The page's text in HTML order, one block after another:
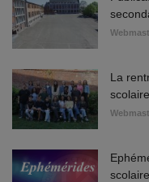
La
scolaire
scolaire